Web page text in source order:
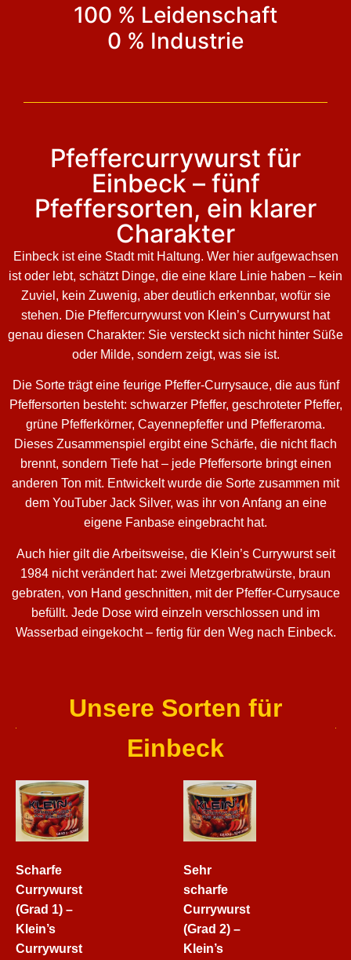
100 % Leidenschaft
0 % Industrie
Pfeffercurrywurst für
Einbeck – fünf
Pfeffersorten, ein klarer
Charakter
Einbeck ist eine Stadt mit Haltung. Wer hier aufgewachsen
ist oder lebt, schätzt Dinge, die eine klare Linie haben – kein
Zuviel, kein Zuwenig, aber deutlich erkennbar, wofür sie
stehen. Die Pfeffercurrywurst von Klein’s Currywurst hat
genau diesen Charakter: Sie versteckt sich nicht hinter Süße
oder Milde, sondern zeigt, was sie ist.
Die Sorte trägt eine feurige Pfeffer-Currysauce, die aus fünf
Pfeffersorten besteht: schwarzer Pfeffer, geschroteter Pfeffer,
grüne Pfefferkörner, Cayennepfeffer und Pfefferaroma.
Dieses Zusammenspiel ergibt eine Schärfe, die nicht flach
brennt, sondern Tiefe hat – jede Pfeffersorte bringt einen
anderen Ton mit. Entwickelt wurde die Sorte zusammen mit
dem YouTuber Jack Silver, was ihr von Anfang an eine
eigene Fanbase eingebracht hat.
Auch hier gilt die Arbeitsweise, die Klein’s Currywurst seit
1984 nicht verändert hat: zwei Metzgerbratwürste, braun
gebraten, von Hand geschnitten, mit der Pfeffer-Currysauce
befüllt. Jede Dose wird einzeln verschlossen und im
Wasserbad eingekocht – fertig für den Weg nach Einbeck.
Unsere Sorten für
Einbeck
Scharfe
Currywurst
(Grad 1) –
Klein’s
Currywurst
Sehr
scharfe
Currywurst
(Grad 2) –
Klein’s